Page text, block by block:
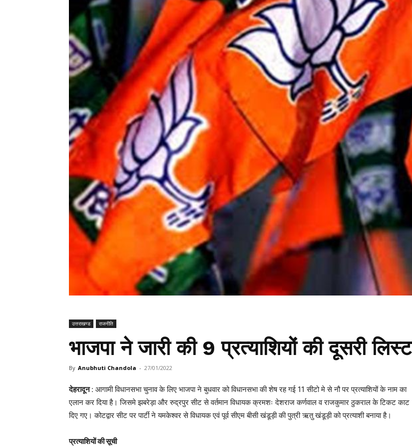
उत्तराखण्ड राजनीति
भाजपा ने जारी की 9 प्रत्याशियों की दूसरी लिस्ट
By Anubhuti Chandola - 27/01/2022
देहरादून: आगामी विधानसभा चुनाव के लिए भाजपा ने बुधवार को विधानसभा की शेष रह गई 11 सीटो मे से नौ पर प्रत्याशियों के नाम का
एलान कर दिया है। जिसमे झबरेड़ा और रुद्रपुर सीट से वर्तमान विधायक क्रमशः देशराज कर्णवाल व राजकुमार ठुकराल के टिकट काट
दिए गए। कोटद्वार सीट पर पार्टी ने यमकेश्वर से विधायक एवं पूर्व सीएम बीसी खंडूड़ी की पुत्री ऋतु खंडूड़ी को प्रत्याशी बनाया है।
प्रत्याशियों की सूची